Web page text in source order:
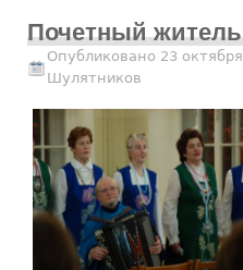
Почетный
Опубликовано 23
Шулятников